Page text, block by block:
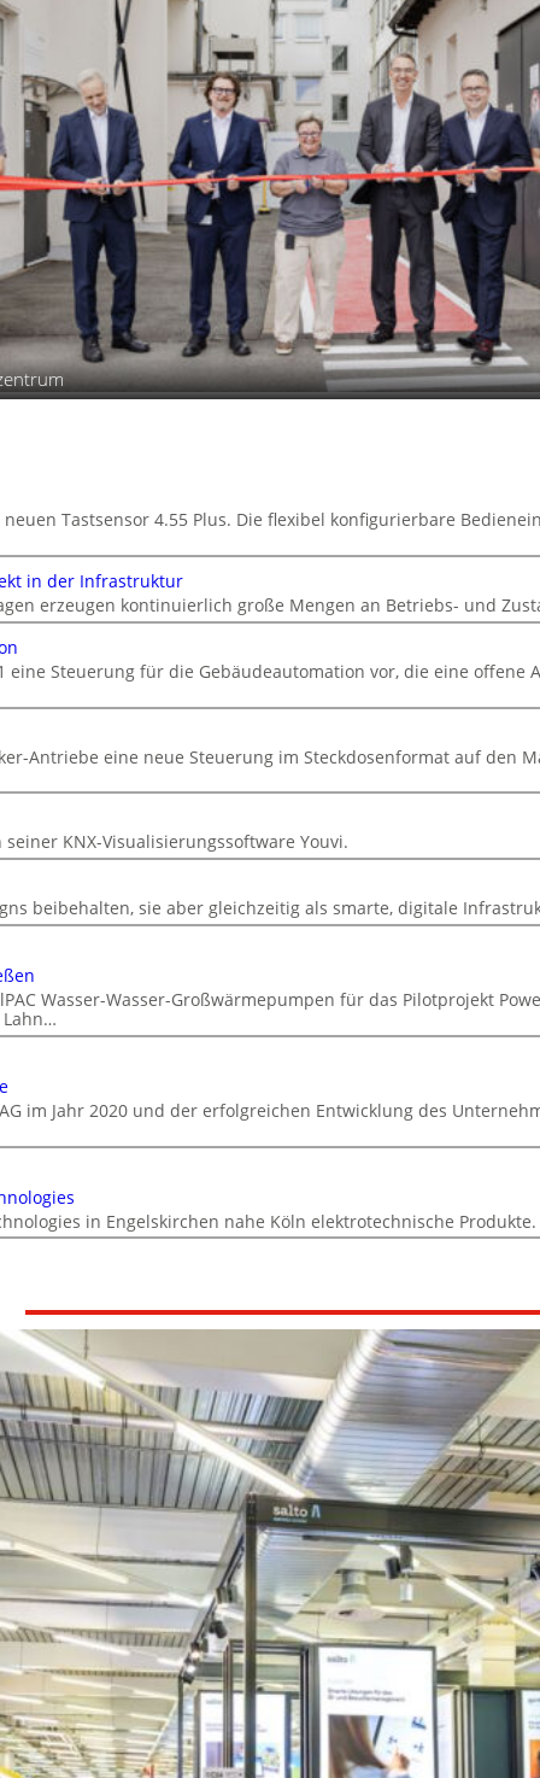
Tastsensor 4.55 Plus. Die flexibel konfigurierbare
in der Infrastruktur
erzeugen kontinuierlich große Mengen an Betriebs- und
eine Steuerung für die Gebäudeautomation vor, die eine
Antriebe eine neue Steuerung im Steckdosenformat auf den
KNX-Visualisierungssoftware Youvi.
beibehalten, sie aber gleichzeitig als smarte, digitale
Wasser-Wasser-Großwärmepumpen für das Pilotprojekt
Lahn…
im Jahr 2020 und der erfolgreichen Entwicklung des
in Engelskirchen nahe Köln elektrotechnische Produkte.